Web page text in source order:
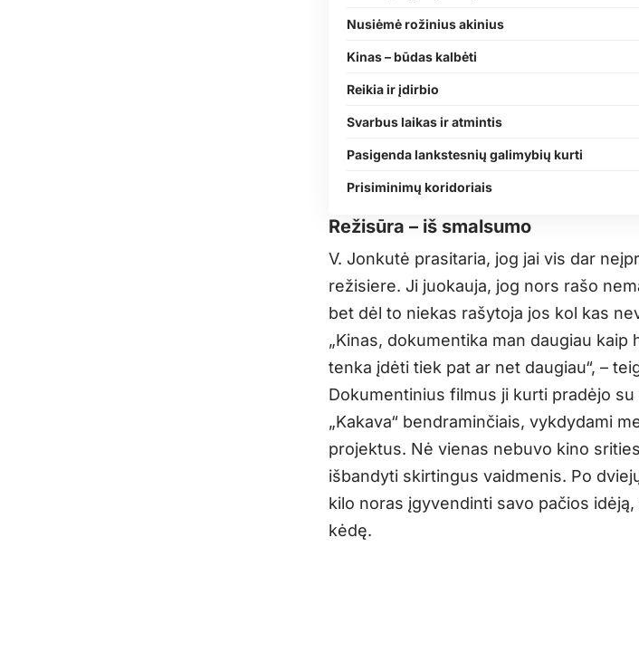
Nusiėmė rožinius akinius
Kinas – būdas kalbėti
Reikia ir įdirbio
Svarbus laikas ir atmintis
Pasigenda lankstesnių galimybių kurti
Prisiminimų koridoriais
Režisūra – iš smalsumo
V. Jonkutė prasitaria, jog jai vis dar
režisiere. Ji juokauja, jog nors rašo
bet dėl to niekas rašytoja jos kol kas
„Kinas, dokumentika man daugiau
tenka įdėti tiek pat ar net daugiau“, –
Dokumentinius filmus ji kurti pradėjo
„Kakava“ bendraminčiais, vykdydami
projektus. Nė vienas nebuvo kino
išbandyti skirtingus vaidmenis. Po
kilo noras įgyvendinti savo pačios
kėdę.